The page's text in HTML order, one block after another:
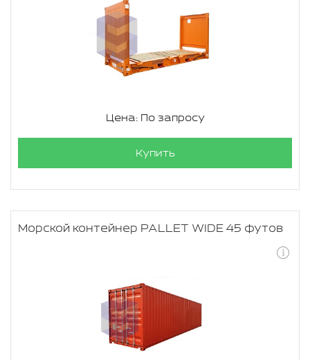
Цена: По запросу
Купить
Морской контейнер PALLET WIDE 45 футов